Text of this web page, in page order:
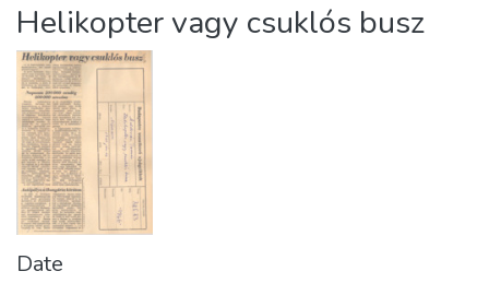
About us
Helikopter vagy csuklós busz
Date